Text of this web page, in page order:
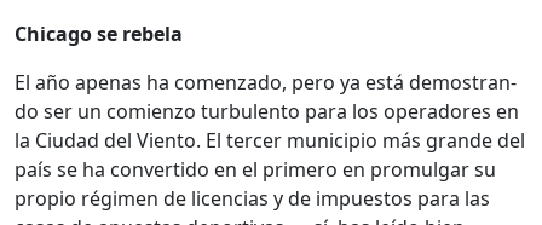
Chica­go se rebela
El año ape­nas ha comen­za­do, pero ya está demostran­
do ser un comien­zo tur­bu­len­to para los oper­adores en
la Ciu­dad del Vien­to. El ter­cer munici­pio más grande del
país se ha con­ver­tido en el primero en pro­mul­gar su
pro­pio rég­i­men de licen­cias y de impuestos para las